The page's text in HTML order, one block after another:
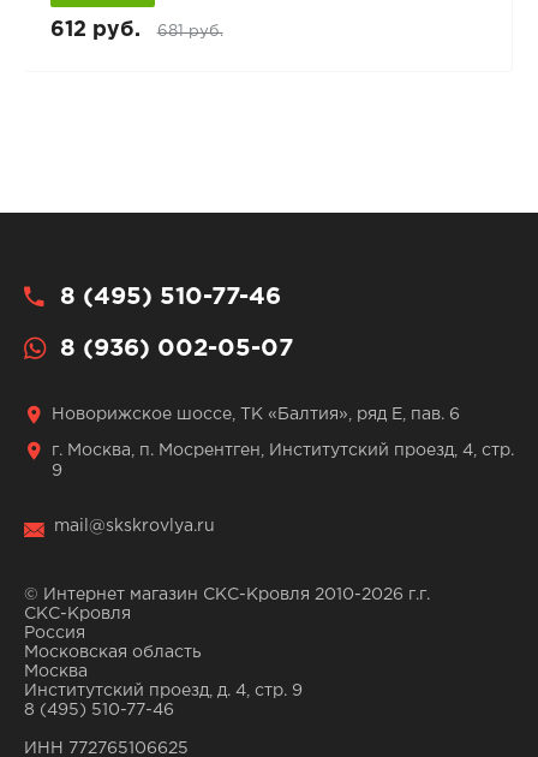
612 руб. 681 руб.
8 (495) 510-77-46
8 (936) 002-05-07
Новорижское шоссе, ТК «Балтия», ряд Е, пав. 6
г. Москва, п. Мосрентген, Институтский проезд, 4, стр.
9
mail@skskrovlya.ru
© Интернет магазин СКС-Кровля 2010-2026 г.г.
СКС-Кровля
Россия
Московская область
Москва
Институтский проезд, д. 4, стр. 9
8 (495) 510-77-46
ИНН 772765106625